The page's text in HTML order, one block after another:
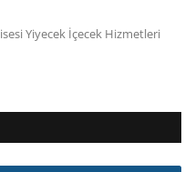
Yiyecek İçecek Hizmetleri